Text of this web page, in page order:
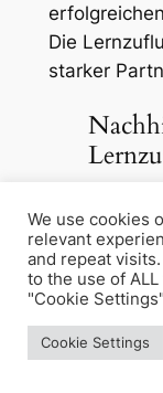
Die
starker
Wir
bieten
und
auch
We use cookies
relevant
and repeat
to the use of
"Cookie
Cookie Settings